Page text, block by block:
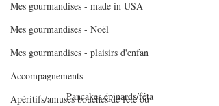
Mes gourmandises - made in USA
Mes gourmandises - Noël
Mes gourmandises - plaisirs d'enfan
Accompagnements
Apéritifs/amuses bouches de fête ou
Pancakes épinards/fêta